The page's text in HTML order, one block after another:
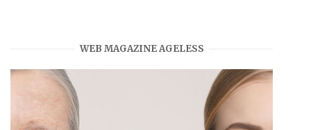
WEB MAGAZINE AGELESS